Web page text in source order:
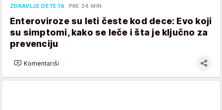
ZDRAVLJE DETETA PRE 24 MIN
Enteroviroze su leti česte kod dece: Evo koji
su simptomi, kako se leče i šta je ključno za
prevenciju
Komentariši